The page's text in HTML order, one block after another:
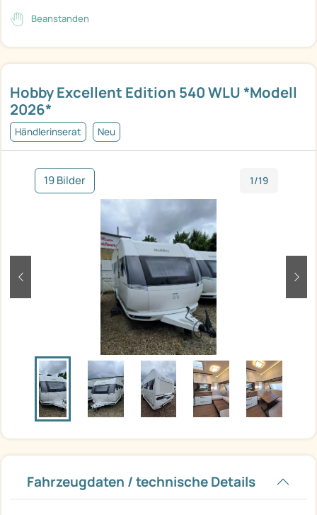
Hobby Excellent Edition 540 WLU *Modell
2026*
Händlerinserat Neu
19 Bilder 1/19
zurück
Fahrzeugdaten / technische Details
Beanstanden